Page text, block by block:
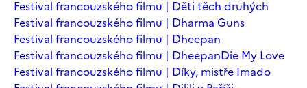
Festival francouzského filmu | Děti těch druhých
Festival francouzského filmu | Dharma Guns
Festival francouzského filmu | Dheepan
Festival francouzského filmu | DheepanDie My Love
Festival francouzského filmu | Díky, mistře Imado